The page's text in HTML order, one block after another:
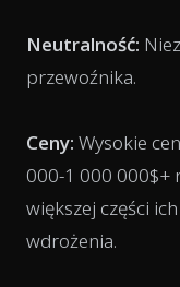
Neutralność:
przewoźnika.
Ceny: Wysokie
000-1 000 000$+
większej części
wdrożenia.